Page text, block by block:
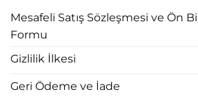
Mesafeli Satış Sözleşmesi ve Ön
Formu
Gizlilik İlkesi
Geri Ödeme ve İade